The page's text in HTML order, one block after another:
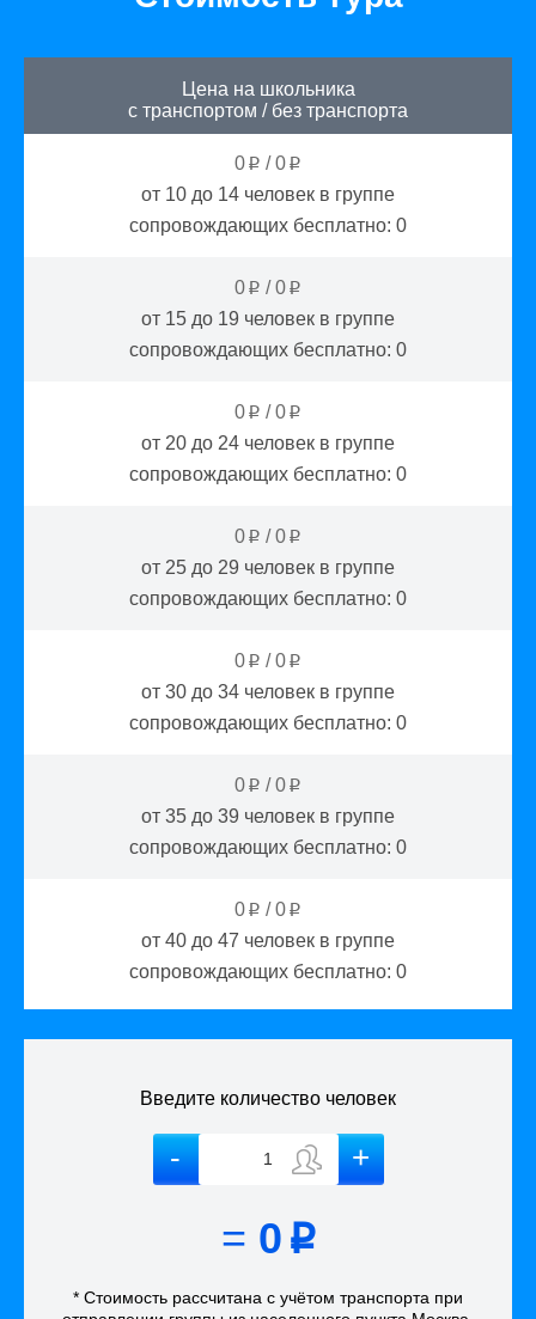
Цена на школьника
с транспортом / без транспорта
0 p /0 p
от 10 до 14 человек в группе
сопровождающих бесплатно: 0
0 p /0 p
от 15 до 19 человек в группе
сопровождающих бесплатно: 0
0 p /0 p
от 20 до 24 человек в группе
сопровождающих бесплатно: 0
0 p /0 p
от 25 до 29 человек в группе
сопровождающих бесплатно: 0
0 p /0 p
от 30 до 34 человек в группе
сопровождающих бесплатно: 0
0 p /0 p
от 35 до 39 человек в группе
сопровождающих бесплатно: 0
0 p /0 p
от 40 до 47 человек в группе
сопровождающих бесплатно: 0
Введите количество человек
= 0 p
* Стоимость рассчитана с учётом транспорта при